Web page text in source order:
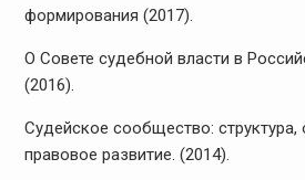
формирования (2017).
О Совете судебной власти в
(2016).
Судейское сообщество: структура,
правовое развитие. (2014).